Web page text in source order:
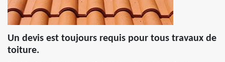
Un devis est toujours requis pour tous travaux de
toiture.